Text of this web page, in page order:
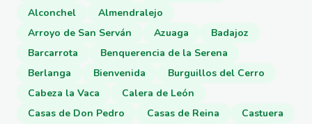
Alconchel
Almendralejo
Arroyo de San Serván
Azuaga
Badajoz
Barcarrota
Benquerencia de la Serena
Berlanga
Bienvenida
Burguillos del Cerro
Cabeza la Vaca
Calera de León
Casas de Don Pedro
Casas de Reina
Castuera